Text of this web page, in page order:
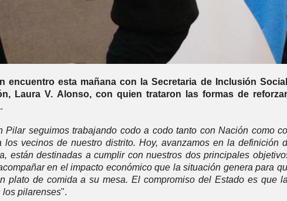
encuentro esta mañana con la Secretaria de Inclusión
Laura V. Alonso, con quien trataron las formas de
.
Pilar seguimos trabajando codo a codo tanto con Nación como
vecinos de nuestro distrito. Hoy, avanzamos en la definición
están destinadas a cumplir con nuestros dos principales
en el impacto económico que la situación genera para
plato de comida a su mesa. El compromiso del Estado es que
los pilarenses".